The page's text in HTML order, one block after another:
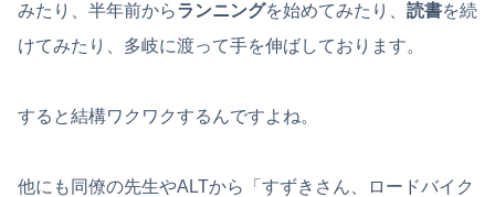
みたり、半年前からランニングを始めてみたり、 読書を続
けてみたり、多岐に渡って手を伸ばしております。
すると結構ワクワクするんですよね。
他にも同僚の先生やALTから「すずきさん、ロードバイク